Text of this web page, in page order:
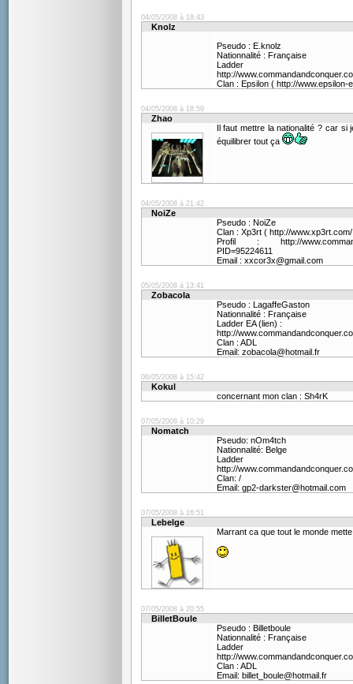
04/05/2008 à 18:43
Knolz
Pseudo : E.knolz
Nationnalité : Française
http://
Clan : Epsilon ( http://www.epsilon-
04/05/2008 à 18:59
Zhao
Il faut mettre la nationalité ? car si
équilibrer tout ça
04/05/2008 à 21:42
NoiZe
Pseudo : NoiZe
Clan : Xp3rt ( http://
Profil : http://
PID=95224611
Email : xxcor3x@gmail.com
05/05/2008 à 13:41
Zobacola
Pseudo : LagaffeGaston
Nationnalité : Française
Ladder EA (lien) :
http://
Clan : ADL
Email: zobacola@hotmail.fr
06/05/2008 à 15:42
Kokul
concernant mon clan : Sh4rK
07/05/2008 à 10:29
Nomatch
Pseudo: nOm4tch
Nationnalité: Belge
http://
Clan: /
Email: gp2-darkster@hotmail.com
07/05/2008 à 16:51
Lebelge
Marrant ca que tout le monde
07/05/2008 à 20:55
BilletBoule
Pseudo : Billetboule
Nationnalité : Française
http://
Clan : ADL
Email: billet_boule@hotmail.fr